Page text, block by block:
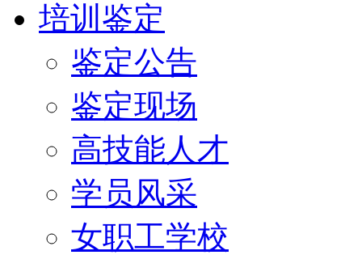
培训鉴定
鉴定公告
鉴定现场
高技能人才
学员风采
女职工学校